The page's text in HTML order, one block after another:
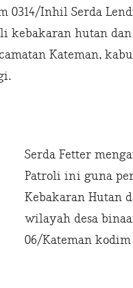
0314/Inhil Serda
kebakaran hutan
Kateman,
Serda Fetter
Patroli ini guna
Kebakaran Hutan
wilayah desa
06/Kateman